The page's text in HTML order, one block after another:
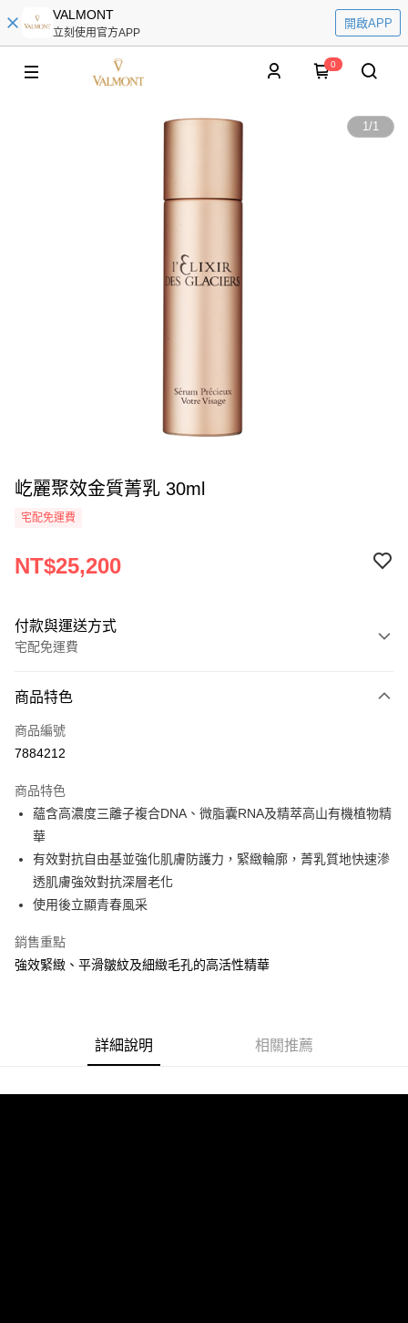
VALMONT
立刻使用官方APP
開啟APP
0
1/1
屹麗聚效金質菁乳 30ml
宅配免運費
NT$25,200
付款與運送方式
宅配免運費
信用卡一次付款
信用卡分期付款
合作金庫商業銀行
華南商業銀行
彰化商業銀行
上海商業儲蓄銀行
國泰世華商業銀行
兆豐國際商業銀行
臺灣中小企業銀行
匯豐（台灣）商業銀行
聯邦商業銀行
元大商業銀行
台新國際商業銀行
中國信託商業銀行
6 期 0 利率 每期
華南商業銀行
上海商業儲蓄銀行
台北富邦商業銀行
國泰世華商業銀行
臺灣中小企業銀行
聯邦商業銀行
元大商業銀行
永豐商業銀行
運送方式
宅配
免運費
商品特色
商品編號
7884212
商品特色
蘊含高濃度三離子複合DNA、微脂囊RNA及精萃高山有機植物精
華
有效對抗自由基並強化肌膚防護力，緊緻輪廓，菁乳質地快速滲
透肌膚強效對抗深層老化
使用後立顯青春風采
銷售重點
強效緊緻、平滑皺紋及細緻毛孔的高活性精華
詳細說明 相關推薦